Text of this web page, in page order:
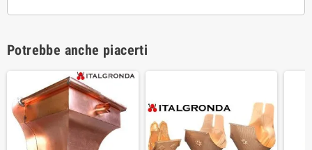
Potrebbe anche piacerti